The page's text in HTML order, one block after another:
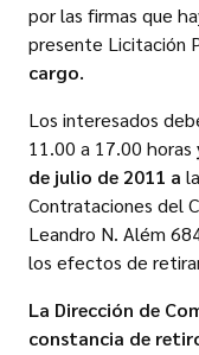
por las firmas que
presente Licitación
cargo.
Los interesados
11.00 a 17.00 horas
de julio de 2011 a
Contrataciones del
Leandro N. Além
los efectos de
La Dirección de
constancia de